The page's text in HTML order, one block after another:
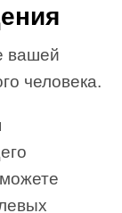
вашей
человека.